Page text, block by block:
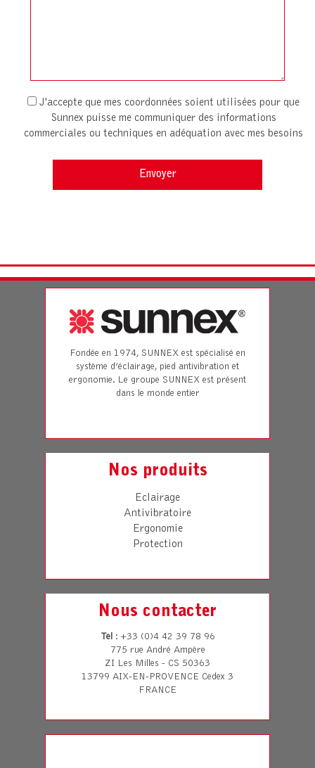
J'accepte que mes coordonnées soient utilisées pour que
Sunnex puisse me communiquer des informations
commerciales ou techniques en adéquation avec mes besoins
Fondée en 1974, SUNNEX est spécialisé en
système d’éclairage, pied antivibration et
ergonomie. Le groupe SUNNEX est présent
dans le monde entier
Nos produits
Eclairage
Antivibratoire
Ergonomie
Protection
Nous contacter
Tel : +33 (0)4 42 39 78 96
775 rue André Ampère
ZI Les Milles - CS 50363
13799 AIX-EN-PROVENCE Cedex 3
FRANCE